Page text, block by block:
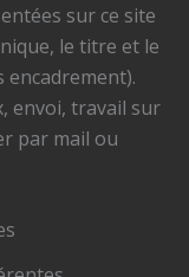
sur ce site
le titre et le
envoi, travail sur
par mail ou